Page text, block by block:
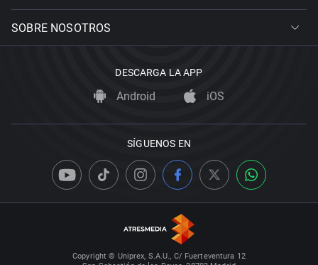
SOBRE NOSOTROS
DESCARGA LA APP
Android iOS
SÍGUENOS EN
Copyright © Uniprex, S.A.U., C/ Fuerteventura 12